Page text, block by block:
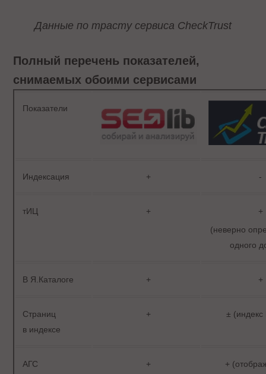
Данные по трасту сервиса CheckTrust
Полный перечень показателей,
снимаемых обоими сервисами
Показатели
Индексация + -
тИЦ +
+
(неверно
одного
В Я.Каталоге + +
Страниц
в индексе
+ ± (индекс
АГС +
+